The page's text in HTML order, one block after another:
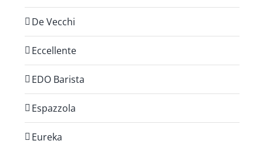
De Vecchi
Eccellente
EDO Barista
Espazzola
Eureka